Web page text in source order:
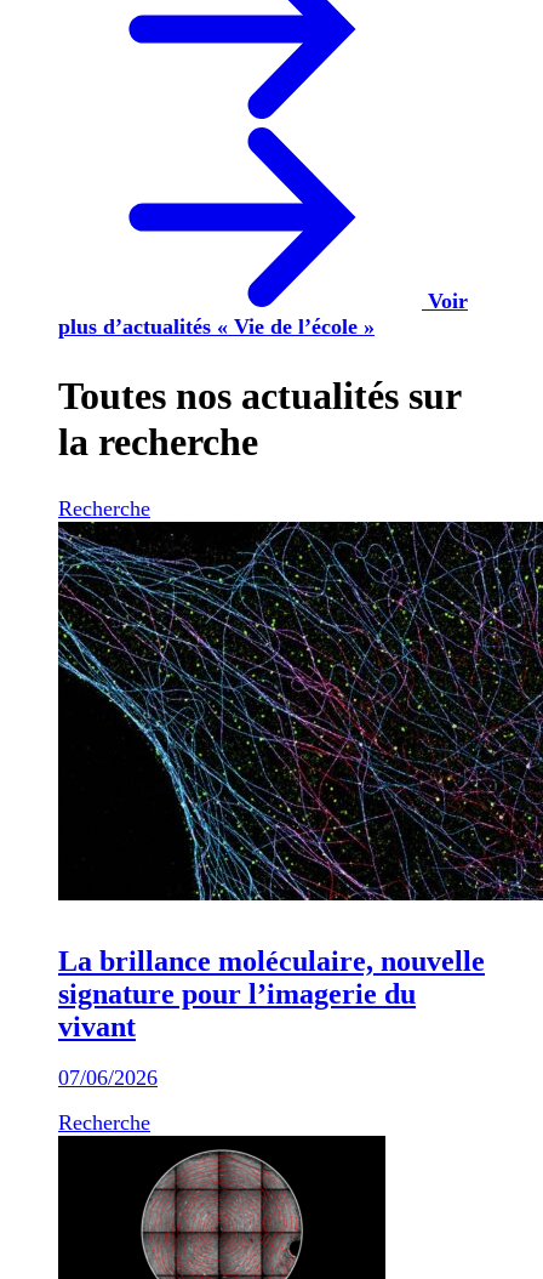
Voir
plus d’actualités « Vie de l’école »
Toutes nos actualités sur
la recherche
Recherche
La brillance moléculaire, nouvelle
signature pour l’imagerie du
vivant
07/06/2026
Recherche